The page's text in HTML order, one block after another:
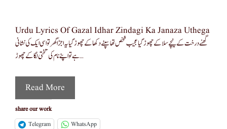
Urdu Lyrics Of Gazal Idhar Zindagi Ka Janaza Uthega
گھنے درخت کے نیچے سلا کے چھوڑ گیاعجیب شخص تھا سپنے دکھا کے چھوڑ گیا یہ اجڑا گھر تو اسی ایک کی نشانی
ہےتو اپنے نام کی تختی لگا کے چھوڑ …
Read More
share our work
Telegram
WhatsApp